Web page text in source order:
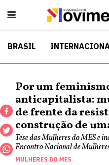
BRASIL
Por um
anticapitalista:
de frente da
construção de
Tese das Mulheres do MES e
Encontro Nacional de
MULHERES DO MES